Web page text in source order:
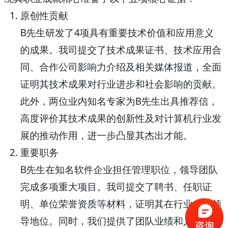
原创性贡献
B先生研发了4项具有重要技术价值和应用意义
的成果。我司提交了技术成果证书、技术应用合
同、合作公司影响力介绍及相关媒体报道，全面
证明其技术成果对行业进步和社会影响的贡献。
此外，两位业内知名专家为B先生出具推荐信，
高度评价其技术成果的创新性及对计算机行业发
展的推动作用，进一步凸显其杰出才能。
重要职务
B先生在知名软件企业担任管理职位，领导团队
完成多项重大项目。我司提交了聘书、任职证
明、单位荣誉资质等材料，证明其在行业内的领
导地位。同时，我们提供了团队业绩和人才培养